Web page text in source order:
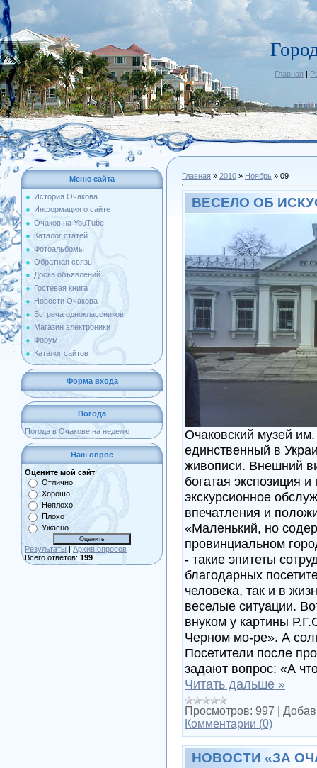
Главная |
Меню сайта
История Очакова
Информация о сайте
Очаков на YouTube
Каталог статей
Фотоальбомы
Обратная связь
Доска объявлений
Гостевая книга
Новости Очакова
Встреча одноклассников
Магазин электроники
Форум
Каталог сайтов
Форма входа
Погода
Погода в Очакове на неделю
Наш опрос
Оцените мой сайт
Отлично
Хорошо
Неплохо
Плохо
Ужасно
Результаты | Архив опросов
Всего ответов: 199
Главная » 2010 » Ноябрь » 09
ВЕСЕЛО ОБ
Очаковский музей им.
единственный в
живописи. Внешний
богатая экспозиция
экскурсионное
впечатления и
«Маленький, но
провинциальном
- такие эпитеты
благодарных
человека, так и в
веселые ситуации.
внуком у картины
Черном мо-ре». А
Посетители после
задают вопрос: «А
Читать дальше »
Просмотров: 997
Комментарии (0)
НОВОСТИ «ЗА